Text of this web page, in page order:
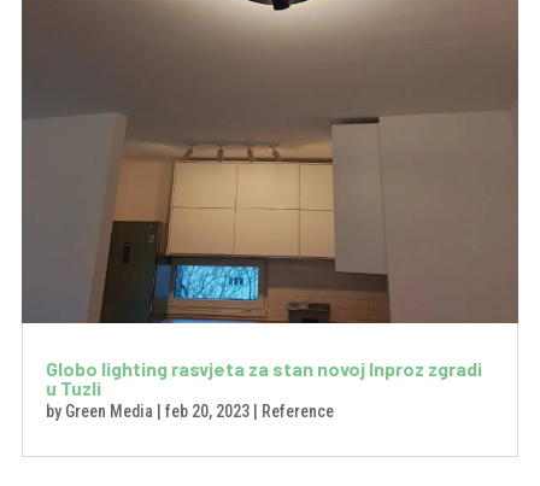
Globo lighting rasvjeta za stan novoj Inproz zgradi
u Tuzli
by Green Media feb 20, 2023| Reference